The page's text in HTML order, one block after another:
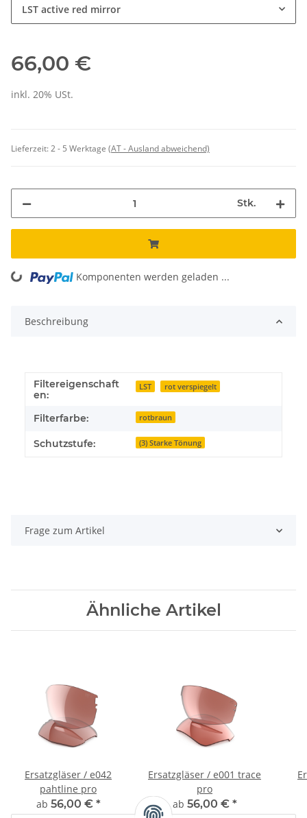
LST active red mirror
66,00 €
inkl. 20% USt.
Lieferzeit:2 - 5 Werktage (AT - Ausland abweichend)
Stk.
Loading... Komponenten werden geladen ...
Beschreibung
Filtereigenschaft
en:
LST rot verspiegelt
Filterfarbe: rotbraun
Schutzstufe: (3) Starke Tönung
Frage zum Artikel
Ähnliche Artikel
Ersatzgläser / e042
pahtline pro
ab 56,00 € *
Ersatzgläser / e001 trace
pro
ab 56,00 € *